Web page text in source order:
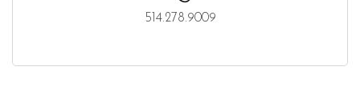
514.278.9009